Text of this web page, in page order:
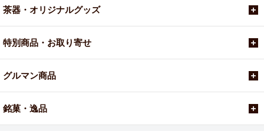
茶器・オリジナルグッズ
特別商品・お取り寄せ
グルマン商品
銘菓・逸品